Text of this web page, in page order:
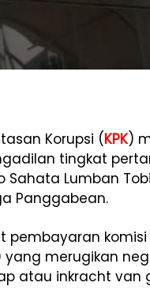
Korupsi (KPK)
tingkat
Sahata Lumban
Panggabean.
pembayaran
yang merugikan
atau inkracht van